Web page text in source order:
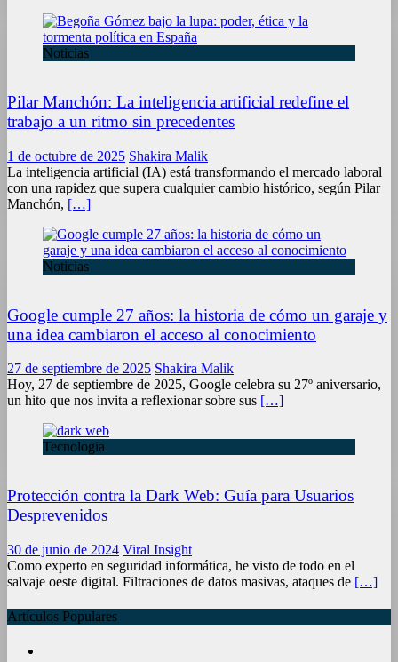
Noticias
Pilar Manchón: La inteligencia artificial redefine el
trabajo a un ritmo sin precedentes
1 de octubre de 2025 Shakira Malik
La inteligencia artificial (IA) está transformando el mercado laboral
con una rapidez que supera cualquier cambio histórico, según Pilar
Manchón, […]
Noticias
Google cumple 27 años: la historia de cómo un garaje y
una idea cambiaron el acceso al conocimiento
27 de septiembre de 2025 Shakira Malik
Hoy, 27 de septiembre de 2025, Google celebra su 27º aniversario,
un hito que nos invita a reflexionar sobre sus […]
Tecnologia
Protección contra la Dark Web: Guía para Usuarios
Desprevenidos
30 de junio de 2024 Viral Insight
Como experto en seguridad informática, he visto de todo en el
salvaje oeste digital. Filtraciones de datos masivas, ataques de […]
Artículos Populares